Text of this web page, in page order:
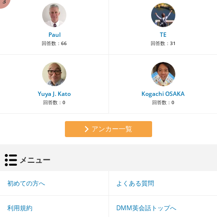
Paul
回答数： 66
TE
回答数： 31
Yuya J. Kato
回答数： 0
Kogachi OSAKA
回答数： 0
アンカー一覧
メニュー
初めての方へ よくある質問
利用規約 DMM英会話トップへ